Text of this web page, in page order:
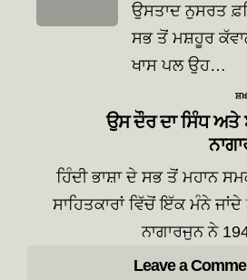
ਉਸਤਾਦ ਨੁਸਰਤ
ਸਭ ਤੋਂ ਮਸ਼ਹੂਰ
ਖਾਸ ਪਲ ਉਹ…
ਉਸ ਦੌਰ ਦਾ ਸਿੰਧ ਅਤੇ
ਹਿੰਦੀ ਭਾਸ਼ਾ ਦੇ ਸਭ ਤੋਂ ਮਹਾਨ
ਸਾਹਿਤਕਾਰਾਂ ਵਿੱਚੋਂ ਇੱਕ ਮੰਨੇ ਜਾਂਦੇ
ਨਾਗਾਰਜੁਨ ਨੇ
Leave a